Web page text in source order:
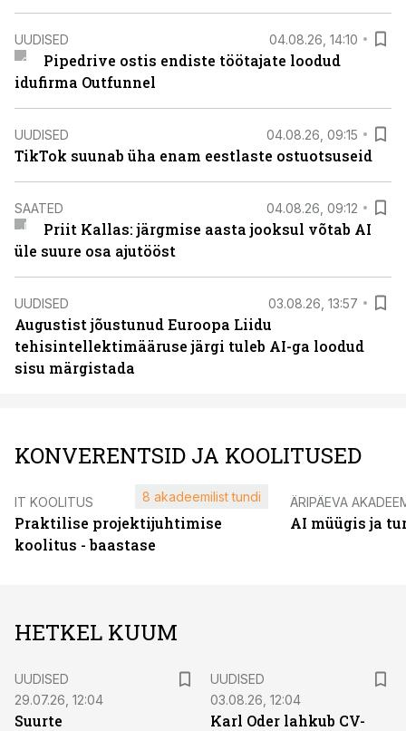
UUDISED 04.08.26, 14:10
Pipedrive ostis endiste töötajate loodud
idufirma Outfunnel
UUDISED 04.08.26, 09:15
TikTok suunab üha enam eestlaste ostuotsuseid
SAATED 04.08.26, 09:12
Priit Kallas: järgmise aasta jooksul võtab AI
üle suure osa ajutööst
UUDISED 03.08.26, 13:57
Augustist jõustunud Euroopa Liidu
tehisintellektimääruse järgi tuleb AI-ga loodud
sisu märgistada
KONVERENTSID JA KOOLITUSED
IT KOOLITUS
Praktilise projektijuhtimise
koolitus - baastase
8 akadeemilist tundi ÄRIPÄEVA
AI müügis ja
HETKEL KUUM
UUDISED
29.07.26, 12:04
Suurte
UUDISED
03.08.26, 12:04
Karl Oder lahkub CV-